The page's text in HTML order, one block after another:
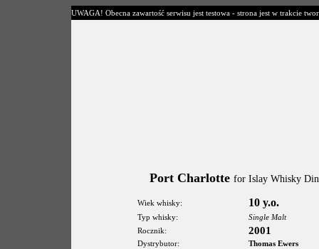
UWAGA! Obecna zawartość serwisu jest testowa - strona jest w trakcie
Port Charlotte for Islay Whisky
Wiek whisky: 10 y.o.
Typ whisky:
Single Malt
Rocznik:
2001
Dystrybutor:
Thomas Ewers